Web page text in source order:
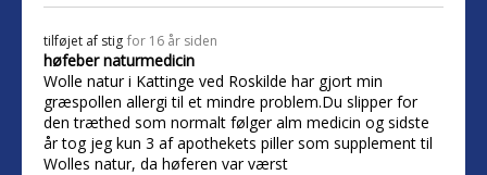
tilføjet af stig for 16 år siden
høfeber naturmedicin
Wolle natur i Kattinge ved Roskilde har gjort min
græspollen allergi til et mindre problem.Du slipper for
den træthed som normalt følger alm medicin og sidste
år tog jeg kun 3 af apothekets piller som supplement til
Wolles natur, da høferen var værst